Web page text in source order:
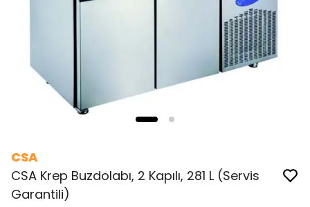
CSA
CSA Krep Buzdolabı, 2 Kapılı, 281 L (Servis
Garantili)